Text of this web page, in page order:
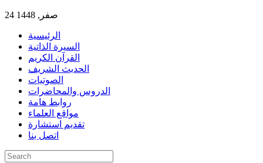
24 صفر, 1448
الرئيسية
السيرة الذاتية
القرآن الكريم
الحديث الشريف
الصوتيات
الدروس والمحاضرات
روابط هامة
مواقع العلماء
تقديم استشارة
اتصل بنا